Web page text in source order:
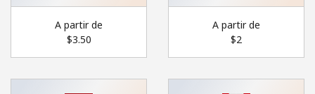
Mantente en contacto para recibir nuestras mejores
ofertas.
Al abrir una cuenta en este sitio web, estoy de acuerdo con
estosTérminos y condiciones.
A partir de
⁦$3.50⁩
A partir de
⁦$2⁩